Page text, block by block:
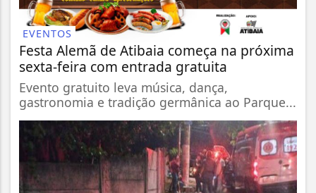
EVENTOS
Festa Alemã de Atibaia começa na próxima
sexta-feira com entrada gratuita
Evento gratuito leva música, dança,
gastronomia e tradição germânica ao Parque...